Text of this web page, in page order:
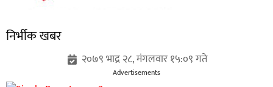
निर्भीक खबर
२०७९ भाद्र २८, मंगलवार १५:०९ गते
Advertisements